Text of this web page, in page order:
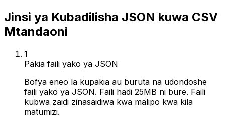
Jinsi ya Kubadilisha JSON kuwa CSV
Mtandaoni
1
Pakia faili yako ya JSON
Bofya eneo la kupakia au buruta na udondoshe
faili yako ya JSON. Faili hadi 25MB ni bure. Faili
kubwa zaidi zinasaidiwa kwa malipo kwa kila
matumizi.